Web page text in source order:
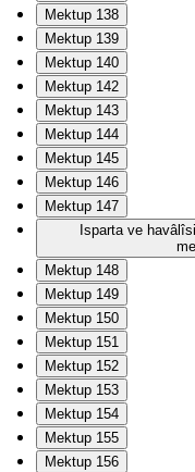
Mektup 138
Mektup 139
Mektup 140
Mektup 142
Mektup 143
Mektup 144
Mektup 145
Mektup 146
Mektup 147
Isparta ve
Mektup 148
Mektup 149
Mektup 150
Mektup 151
Mektup 152
Mektup 153
Mektup 154
Mektup 155
Mektup 156